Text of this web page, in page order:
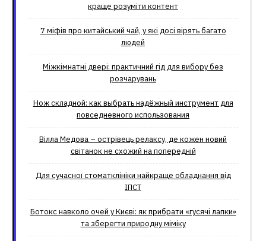
краще розуміти контент
7 міфів про китайський чай, у які досі вірять багато
людей
Міжкімнатні двері: практичний гід для вибору без
розчарувань
Нож складной: как выбрать надёжный инструмент для
повседневного использования
Вілла Медова – острівець релаксу, де кожен новий
світанок не схожий на попередній
Для сучасної стоматклініки найкраще обладнання від
ІПСТ
Ботокс навколо очей у Києві: як прибрати «гусячі лапки»
та зберегти природну міміку